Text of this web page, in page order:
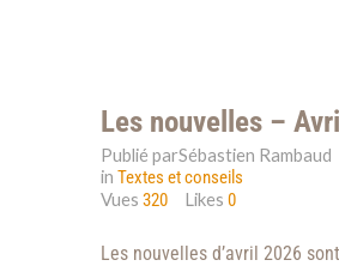
Les nouvelles –
Publié parSébastien Rambaud
in Textes et conseils
Vues 320 Likes0
Les nouvelles d’avril 2026 sont